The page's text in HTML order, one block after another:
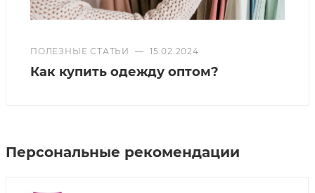
ПОЛЕЗНЫЕ СТАТЬИ — 15.02.2024
Как купить одежду оптом?
Персональные рекомендации